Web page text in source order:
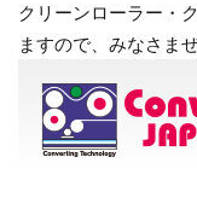
クリーンローラー・
ますので、みなさま